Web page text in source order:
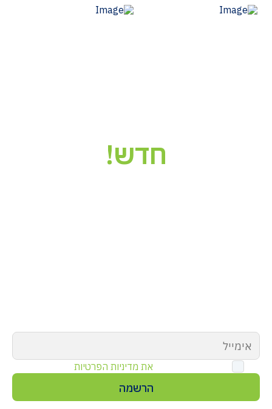
חדש!
את מדיניות הפרטיות